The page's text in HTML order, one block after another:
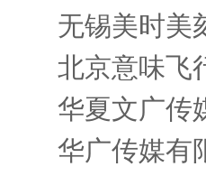
无锡美时美
北京意味飞
华夏文广传
华广传媒有